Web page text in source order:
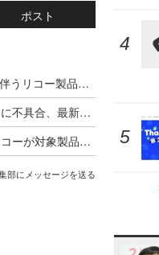
ポスト
Microsoft 365 の暗号化仕様変更に伴うリコー製品への影響、OAuth2.0 認証対応にかかわらず Exchange Online でのメール送受信を利用できず
「RICOH Firmware Update Tool」に不具合、最新版を使用するよう呼びかけ
libwebp/libvpx の脆弱性に対し、リコーが対象製品と対処法を公開
部にメッセージを送る